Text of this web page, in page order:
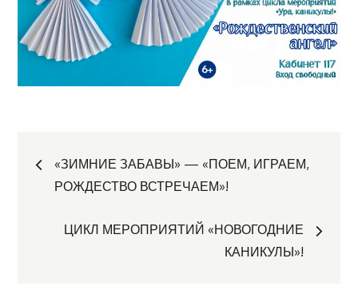
Навигация
«ЗИМНИЕ ЗАБАВЫ» — «ПОЕМ, ИГРАЕМ,
РОЖДЕСТВО ВСТРЕЧАЕМ»!
ЦИКЛ МЕРОПРИЯТИЙ «НОВОГОДНИЕ
КАНИКУЛЫ»!